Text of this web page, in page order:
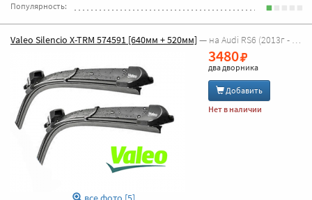
Популярность:
Valeo Silencio X-TRM 574591 [640мм + 520мм] — на Audi RS6 (2013г - 2026г [4G5, C7 универсал] )
3480
два дворника
Добавить
Нет в наличии